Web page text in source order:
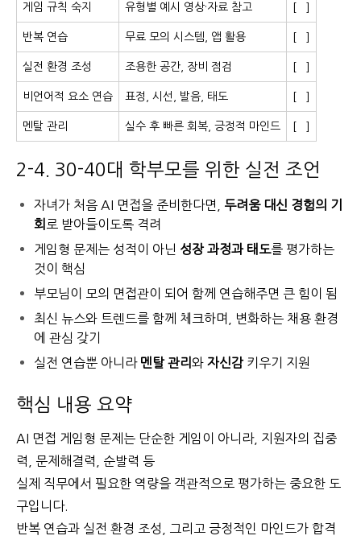
게임 규칙 숙지 유형별 예시 영상·자료 참고
반복 연습 무료 모의 시스템, 앱 활용
실전 환경 조성 조용한 공간, 장비 점검
비언어적 요소 연습 표정, 시선, 발음, 태도
멘탈 관리 실수 후 빠른 회복, 긍정적 마인드
2-4. 30-40대 학부모를 위한 실전 조언
자녀가 처음 AI 면접을 준비한다면, 두려움 대신 경험의 기
회 로 받아들이도록 격려
게임형 문제는 성적이 아닌 성장 과정과 태도를 평가하는
것이 핵심
부모님이 모의 면접관이 되어 함께 연습해주면 큰 힘이 됨
최신 뉴스와 트렌드를 함께 체크하며, 변화하는 채용 환경
에 관심 갖기
실전 연습뿐 아니라 멘탈 관리와 자신감키우기 지원
핵심 내용 요약
AI 면접 게임형 문제는 단순한 게임이 아니라, 지원자의 집중
력, 문제해결력, 순발력 등
실제 직무에서 필요한 역량을 객관적으로 평가하는 중요한 도
구입니다.
반복 연습과 실전 환경 조성, 그리고 긍정적인 마인드가 합격